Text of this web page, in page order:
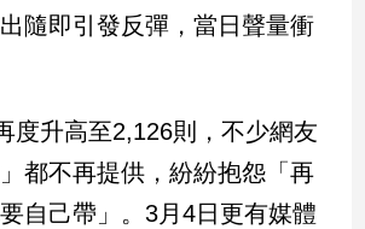
隨即引發反彈，當日聲量衝
度升高至2,126則，不少網友
都不再提供，紛紛抱怨「再
自己帶」。3月4日更有媒體